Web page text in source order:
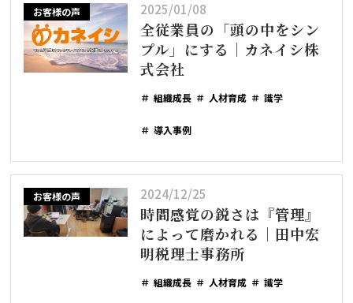
お客様の声 2025/01/08
全従業員の「頭の中をシン
プル」にする｜カネイシ株
式会社
組織成長 人材育成 識学
導入事例
お客様の声 2024/12/25
時間感覚の鋭さは『管理』
によって磨かれる｜田中宏
明税理士事務所
組織成長 人材育成 識学